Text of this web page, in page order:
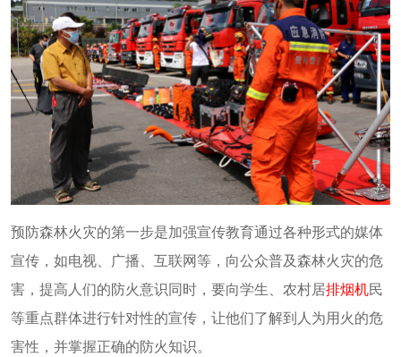
预防森林火灾的第一步是加强宣传教育通过各种形式的媒体
宣传，如电视、广播、互联网等，向公众普及森林火灾的危
害，提高人们的防火意识同时，要向学生、农村居排烟机民
等重点群体进行针对性的宣传，让他们了解到人为用火的危
害性，并掌握正确的防火知识。